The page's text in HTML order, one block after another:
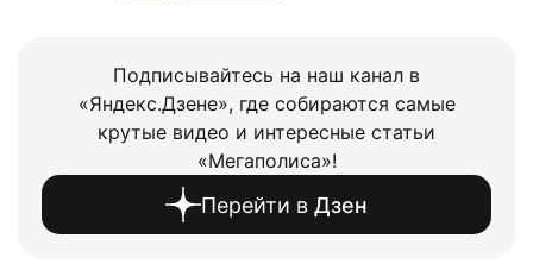
Подписывайтесь на наш канал в
«Яндекс.Дзене», где собираются самые
крутые видео и интересные статьи
«Мегаполиса»!
Перейти в Дзен